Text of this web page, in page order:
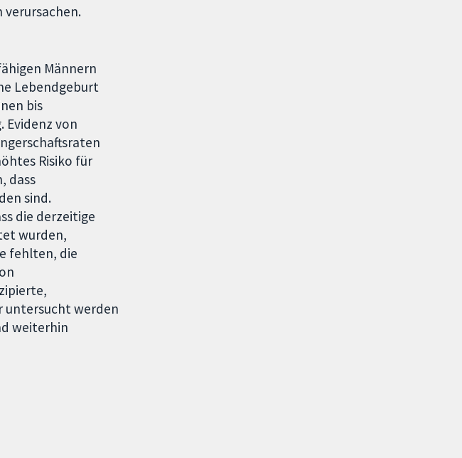
verursachen.
Männern
Lebendgeburt
bis
von
Risiko für
dass
sind.
die derzeitige
wurden,
fehlten, die
untersucht werden
weiterhin